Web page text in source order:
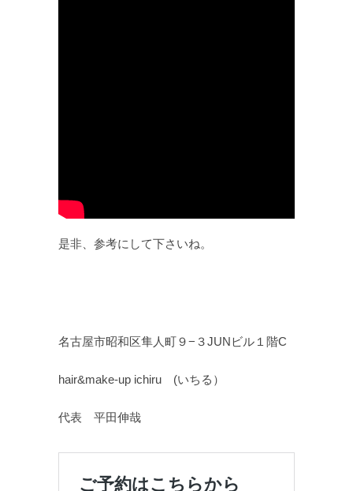
是非、参考にして下さいね。
名古屋市昭和区隼人町９−３JUNビル１階C
hair&make-up ichiru (いちる）
代表 平田伸哉